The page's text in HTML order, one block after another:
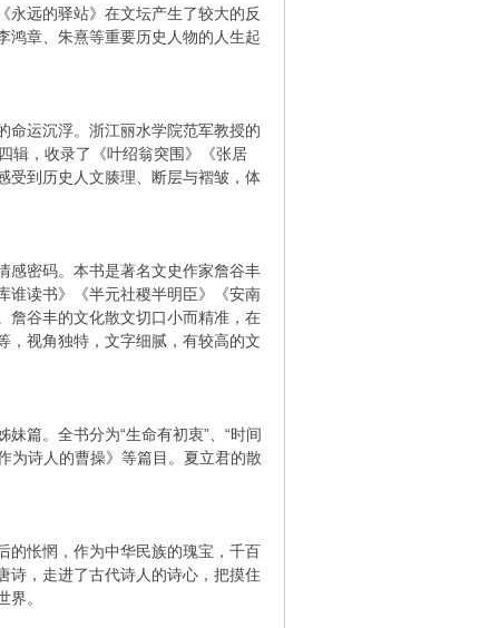
永远的驿站》在文坛产生了较大的反
鸿章、朱熹等重要历史人物的人生起
命运沉浮。浙江丽水学院范军教授的
辑，收录了《叶绍翁突围》《张居
受到历史人文腠理、断层与褶皱，体
感密码。本书是著名文史作家詹谷丰
谁读书》《半元社稷半明臣》《安南
詹谷丰的文化散文切口小而精准，在
，视角独特，文字细腻，有较高的文
篇。全书分为“生命有初衷”、“时间
为诗人的曹操》等篇目。夏立君的散
的怅惘，作为中华民族的瑰宝，千百
诗，走进了古代诗人的诗心，把摸住
。